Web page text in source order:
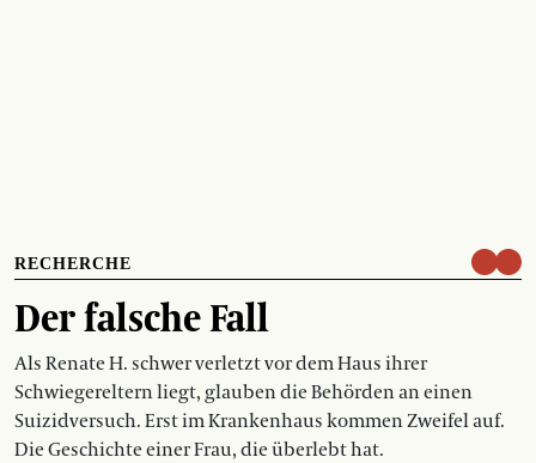
RECHERCHE
Der falsche Fall
Als Renate H. schwer verletzt vor dem Haus ihrer
Schwiegereltern liegt, glauben die Behörden an einen
Suizidversuch. Erst im Krankenhaus kommen Zweifel auf.
Die Geschichte einer Frau, die überlebt hat.